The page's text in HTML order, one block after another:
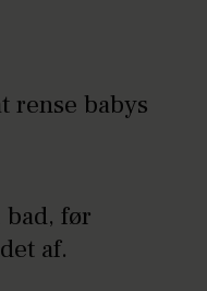
rense babys
før
af.